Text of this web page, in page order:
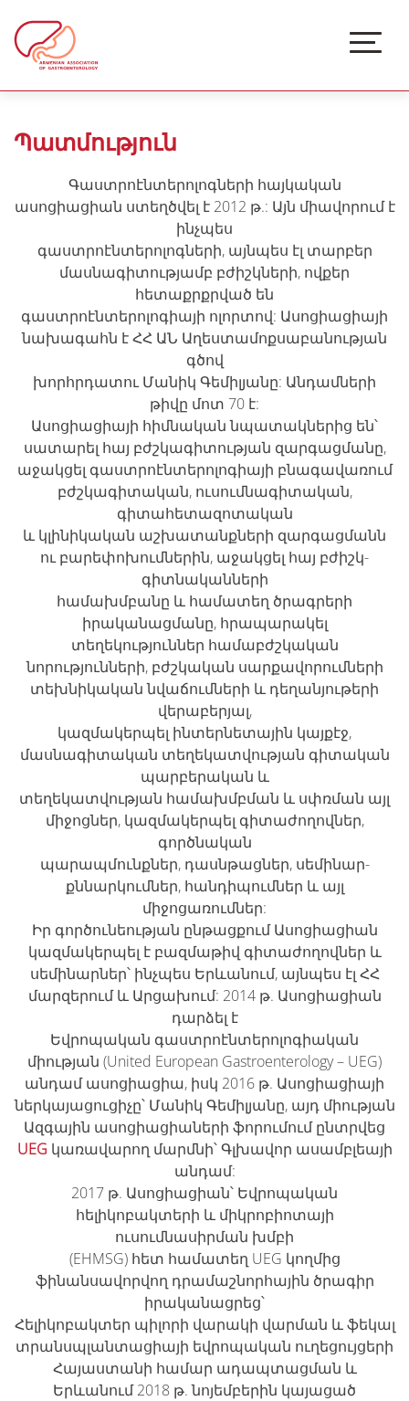
Պատմություն
Գաստրոէնտերոլոգների հայկական
ասոցիացիան ստեղծվել է 2012 թ.: Այն միավորում է
ինչպես
գաստրոէնտերոլոգների, այնպես էլ տարբեր
մասնագիտությամբ բժիշկների, ովքեր
հետաքրքրված են
գաստրոէնտերոլոգիայի ոլորտով: Ասոցիացիայի
նախագահն է ՀՀ ԱՆ Աղեստամոքսաբանության
գծով
խորհրդատու Մանիկ Գեմիլյանը: Անդամների
թիվը մոտ 70 է:
Ասոցիացիայի հիմնական նպատակներից են՝
սատարել հայ բժշկագիտության զարգացմանը,
աջակցել գաստրոէնտերոլոգիայի բնագավառում
բժշկագիտական, ուսումնագիտական,
գիտահետազոտական
և կլինիկական աշխատանքների զարգացմանն
ու բարեփոխումներին, աջակցել հայ բժիշկ-
գիտնականների
համախմբանը և համատեղ ծրագրերի
իրականացմանը, հրապարակել
տեղեկություններ համաբժշկական
նորությունների, բժշկական սարքավորումների
տեխնիկական նվաճումների և դեղանյութերի
վերաբերյալ,
կազմակերպել ինտերնետային կայքէջ,
մասնագիտական տեղեկատվության գիտական
պարբերական և
տեղեկատվության համախմբման և սփռման այլ
միջոցներ, կազմակերպել գիտաժողովներ,
գործնական
պարապմունքներ, դասնթացներ, սեմինար-
քննարկումներ, հանդիպումներ և այլ
միջոցառումներ:
Իր գործունեության ընթացքում Ասոցիացիան
կազմակերպել է բազմաթիվ գիտաժողովներ և
սեմինարներ՝ ինչպես Երևանում, այնպես էլ ՀՀ
մարզերում և Արցախում: 2014 թ. Ասոցիացիան
դարձել է
Եվրոպական գաստրոէնտերոլոգիական
միության (United European Gastroenterology – UEG)
անդամ ասոցիացիա, իսկ 2016 թ. Ասոցիացիայի
ներկայացուցիչը՝ Մանիկ Գեմիլյանը, այդ միության
Ազգային ասոցիացիաների ֆորումում ընտրվեց
UEG կառավարող մարմնի՝ Գլխավոր ասամբլեայի
անդամ:
2017 թ. Ասոցիացիան՝ Եվրոպական
հելիկոբակտերի և միկրոբիոտայի
ուսումնասիրման խմբի
(EHMSG) հետ համատեղ UEG կողմից
ֆինանսավորվող դրամաշնորհային ծրագիր
իրականացրեց՝
Հելիկոբակտեր պիլորի վարակի վարման և ֆեկալ
տրանսպլանտացիայի եվրոպական ուղեցույցերի
Հայաստանի համար ադապտացման և
Երևանում 2018 թ. նոյեմբերին կայացած